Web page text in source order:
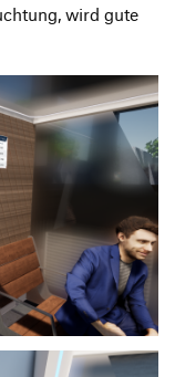
wird gute